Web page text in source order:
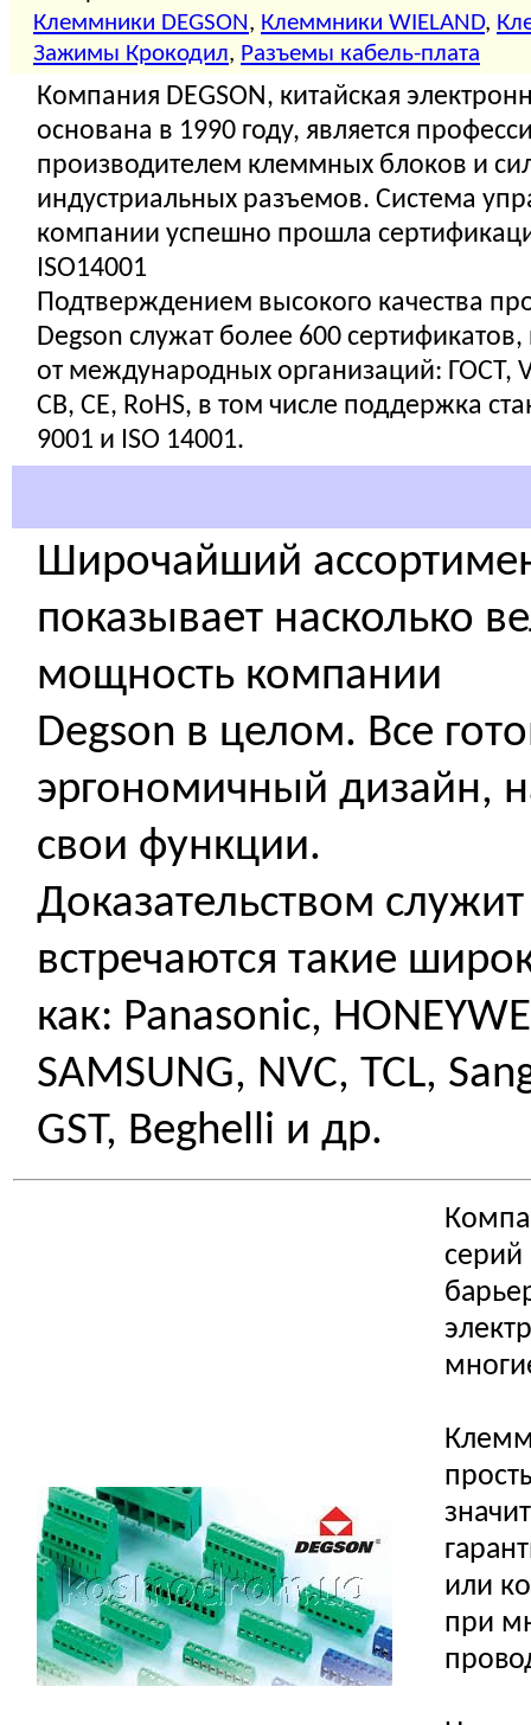
Клеммники DEGSON, Клеммники WIELAND,
Зажимы Крокодил, Разъемы кабель-плата
Компания DEGSON, китайская
основана в 1990 году, является
производителем клеммных блоков и
индустриальных разъемов. Система
компании успешно прошла
ISO14001
Подтверждением высокого качества
Degson служат более 600
от международных организаций: ГОСТ,
CB, CE, RoHS, в том числе поддержка
9001 и ISO 14001.
Широчайший
показывает насколько
мощность компании
Degson в целом. Все
эргономичный дизайн,
свои функции.
Доказательством
встречаются такие
как: Panasonic,
SAMSUNG, NVC, TCL,
GST, Beghelli и др.
или
при